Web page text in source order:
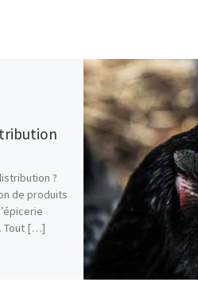
?
de produits
Tout […]